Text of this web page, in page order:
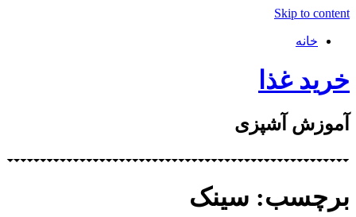
Skip to content
خانه
خرید غذا
آموزش آشپزی
برچسب: سینک